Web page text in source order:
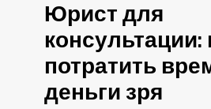
Юрист для
консультации:
потратить
деньги зря